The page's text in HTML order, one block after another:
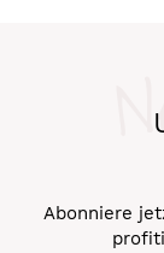
Abonniere